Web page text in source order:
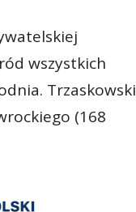
wszystkich
Trzaskowski
(168